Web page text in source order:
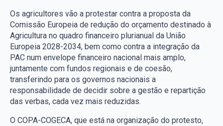
Os agricultores vão a protestar contra a proposta da
Comissão Europeia de redução do orçamento destinado à
Agricultura no quadro financeiro plurianual da União
Europeia 2028-2034, bem como contra a integração da
PAC num envelope financeiro nacional mais amplo,
juntamente com fundos regionais e de coesão,
transferindo para os governos nacionais a
responsabilidade de decidir sobre a gestão e repartição
das verbas, cada vez mais reduzidas.
O COPA-COGECA, que está na organização do protesto,